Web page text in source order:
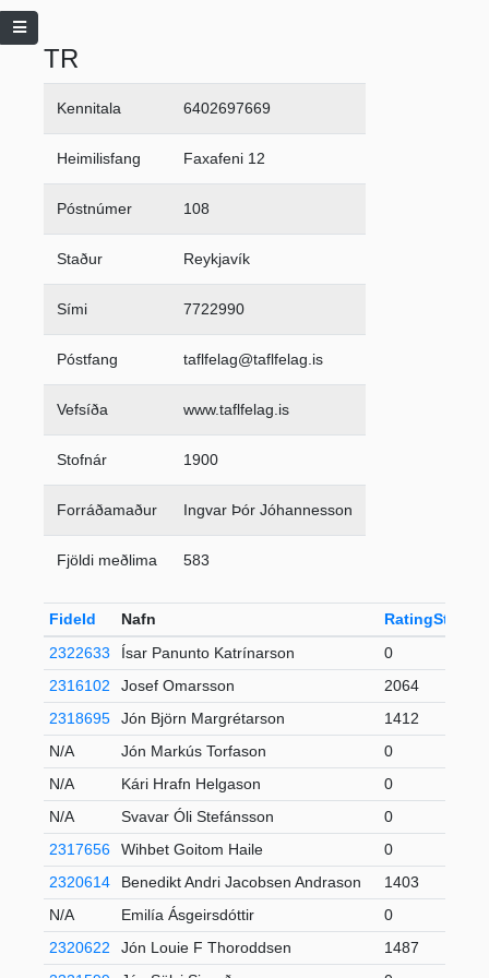
TR
Kennitala 6402697669
Heimilisfang Faxafeni 12
Póstnúmer 108
Staður Reykjavík
Sími 7722990
Póstfang taflfelag@taflfelag.is
Vefsíða www.taflfelag.is
Stofnár 1900
Forráðamaður Ingvar Þór Jóhannesson
Fjöldi meðlima 583
FideId Nafn RatingStd
2322633
Ísar Panunto Katrínarson
0
2316102
Josef Omarsson
2064
2318695
Jón Björn Margrétarson
1412
N/A
Jón Markús Torfason
0
N/A
Kári Hrafn Helgason
0
N/A
Svavar Óli Stefánsson
0
2317656
Wihbet Goitom Haile
0
2320614
Benedikt Andri Jacobsen Andrason
1403
N/A
Emilía Ásgeirsdóttir
0
2320622
Jón Louie F Thoroddsen
1487